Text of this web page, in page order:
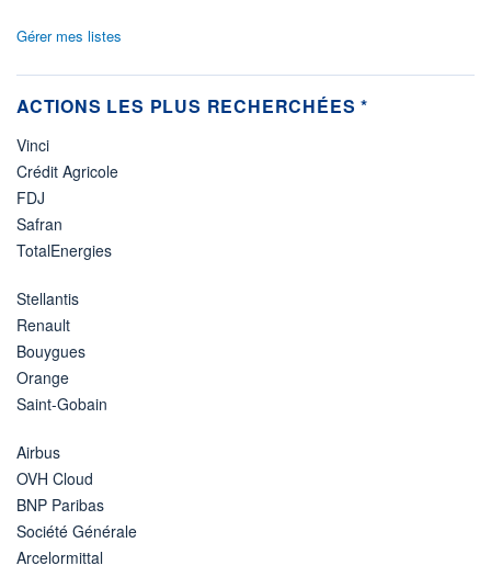
Gérer mes listes
ACTIONS LES PLUS RECHERCHÉES *
Vinci
Crédit Agricole
FDJ
Safran
TotalEnergies
Stellantis
Renault
Bouygues
Orange
Saint-Gobain
Airbus
OVH Cloud
BNP Paribas
Société Générale
Arcelormittal